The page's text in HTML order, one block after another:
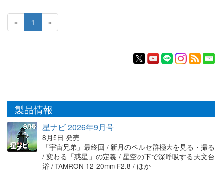
« 1 »
製品情報
星ナビ 2026年9月号
8月5日 発売
「宇宙兄弟」最終回 / 新月のペルセ群極大を見る・撮る
/ 変わる「惑星」の定義 / 星空の下で深呼吸する天文台
浴 / TAMRON 12-20mm F2.8 / ほか